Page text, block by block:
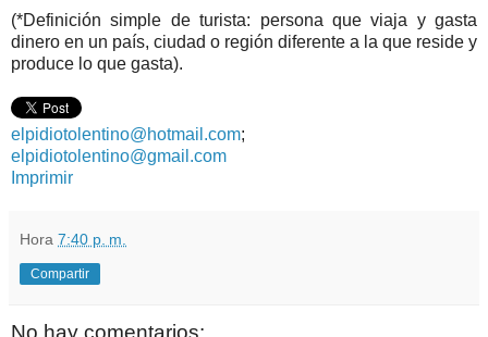
(*Definición simple de turista: persona que viaja y gasta
dinero en un país, ciudad o región diferente a la que reside y
produce lo que gasta).
elpidiotolentino@hotmail.com;
elpidiotolentino@gmail.com
Imprimir
Hora 7:40 p. m.
Compartir
No hay comentarios: